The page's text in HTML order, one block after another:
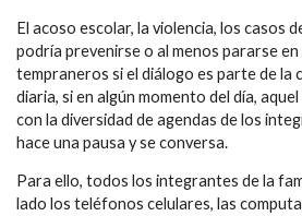
El acoso escolar, la violencia, los casos
podría prevenirse o al menos pararse
tempraneros si el diálogo es parte de la
diaria, si en algún momento del día,
con la diversidad de agendas de los
hace una pausa y se conversa.
Para ello, todos los integrantes de la
lado los teléfonos celulares, las